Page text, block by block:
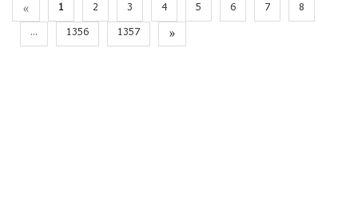
« 1 2 3 4 5 6 7
8
...
1356 1357 »